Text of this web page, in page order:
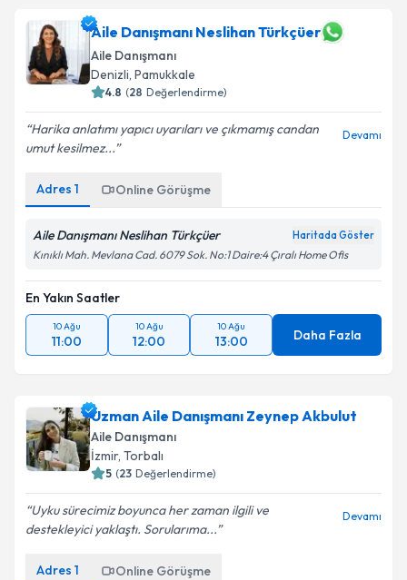
Aile Danışmanı Neslihan Türkçüer
Aile Danışmanı
Denizli, Pamukkale
4.8 (28 Değerlendirme)
Harika anlatımı yapıcı uyarıları ve çıkmamış candan
umut kesilmez...
Devamı
Adres 1 Online Görüşme
Aile Danışmanı Neslihan Türkçüer Haritada Göster
Kınıklı Mah. Mevlana Cad. 6079 Sok. No:1 Daire:4 Çıralı Home Ofis
En Yakın Saatler
10 Ağu
11:00
10 Ağu
12:00
10 Ağu
13:00 Daha Fazla
Uzman Aile Danışmanı Zeynep Akbulut
Aile Danışmanı
İzmir, Torbalı
5 (23 Değerlendirme)
Uyku sürecimiz boyunca her zaman ilgili ve
destekleyici yaklaştı. Sorularıma...
Devamı
Adres 1 Online Görüşme